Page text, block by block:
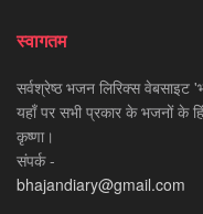
स्वागतम
सर्वश्रेष्ठ भजन लिरिक्स
यहाँ पर सभी प्रकार के भजनों के
कृष्णा।
संपर्क -
bhajandiary@gmail.com